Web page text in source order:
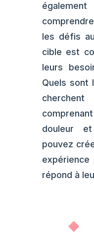
les défis
cible est
leurs
Quels sont
douleur
pouvez
répond à
◆